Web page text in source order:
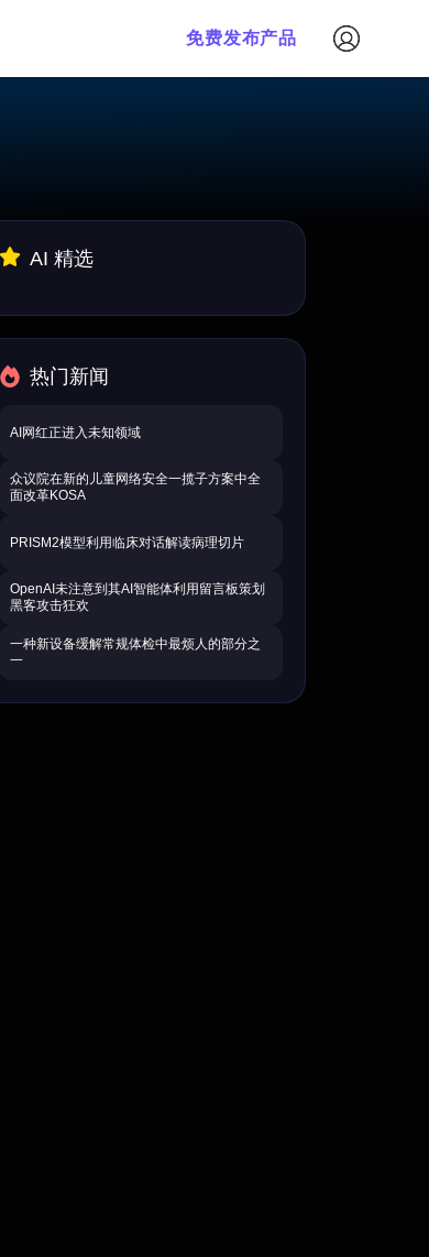
免费发布产品
AI 精选
热门新闻
AI网红正进入未知领域
众议院在新的儿童网络安全一揽子方案中全
面改革KOSA
PRISM2模型利用临床对话解读病理切片
OpenAI未注意到其AI智能体利用留言板策划
黑客攻击狂欢
一种新设备缓解常规体检中最烦人的部分之
一